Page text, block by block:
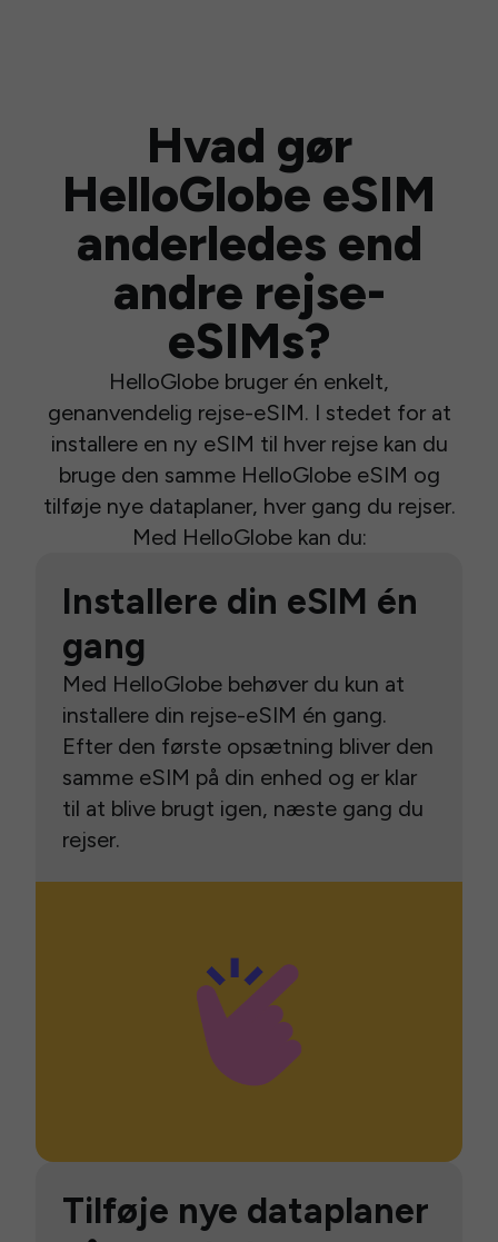
Hvad gør
HelloGlobe eSIM
anderledes end
andre rejse-
eSIMs?
HelloGlobe bruger én enkelt,
genanvendelig rejse-eSIM. I stedet for at
installere en ny eSIM til hver rejse kan du
bruge den samme HelloGlobe eSIM og
tilføje nye dataplaner, hver gang du rejser.
Med HelloGlobe kan du:
Installere din eSIM én
gang
Med HelloGlobe behøver du kun at
installere din rejse-eSIM én gang.
Efter den første opsætning bliver den
samme eSIM på din enhed og er klar
til at blive brugt igen, næste gang du
rejser.
Tilføje nye dataplaner